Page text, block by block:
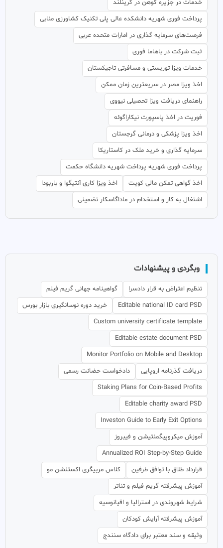
خدمات در جزیره کوهن در گرینلند
پرداخت فوری شهریه دانشکده عالی پلی تکنیک کشاورزی منابی
فرصت‌های سرمایه گذاری در امارات متحده عربی
ثبت شرکت در باهاما فوری
خدمات ویزا توریستی و مسافرتی تاجیکستان
اخذ ویزا مصر در سریعترین زمان ممکن
راهنمای دریافت ویزا تحصیلی نیووی
فوریت در اخذ پاسپورت نیکاراگوئه
اخذ ویزا پزشکی و درمانی گرجستان
سرمایه گذاری و خرید ملک در کاستاریکا
پرداخت فوری شهریه پرداخت شهریه دانشگاه حکمت
اخذ گواهی تمکن مالی کویت
اخذ ویزا کاری آنتیگوا و باربودا
اشتغال به کار و استخدام در ماداگاسکار تضمینی
وبگردی و پیشنهادات
تنظیم اعتراض به قرار دادسرا
گواهینامه جهانی گریم فیلم
Editable national ID card PSD
خرید دوره نوسانگیری بازار بورس
Custom university certificate template
Editable estate document PSD
Monitor Portfolio on Mobile and Desktop
دریافت گذرنامه اروپایی
دادخواست حضانت رسمی
Staking Plans for Coin-Based Profits
Editable charity award PSD
Investon Guide to Early Exit Options
آموزش میکروپیگمنتیشن و فیبروز
Annualized ROI Step-by-Step Guide
قرارداد طلاق با توافق طرفین
کلاس مربیگری اکستنشن مو
آموزش پیشرفته گریم فیلم و تئاتر
شرایط شهروندی در استرالیا و اقیانوسیه
آموزش پیشرفته آرایش کودکان
وثیقه و سند معتبر برای دادگاه سنندج